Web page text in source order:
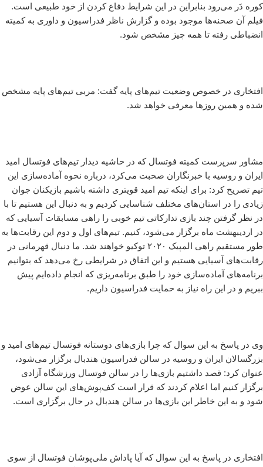
کوره دَر می‌رود بنابراین در این شرایط دفاع کردن از خود طبیعی است.
فیلم آن صحنه‌ها موجود بوده و گزارش ناظر فدراسیون و داوری به کمیته
انضباطی رفته تا همه چیز مشخص شود.
افتخاری در خصوص وضعیت تیم‌های پایه گفت: مربی تیم‌‌های پایه مشخص
شده و همین روزها معرفی خواهد شد.
مشاور سرپرست کمیته فوتسال که در حاشیه دیدار تیم‌های فوتسال امید
ایران و روسیه با خبرنگاران صحبت می‌کرد، درباره نحوه آماده‌سازی این
تیم تصریح کرد: برای اینکه تیم امید قویتری داشته باشیم بازیکنان جوان
زیادی را در استان‌های مختلف شناسایی کردیم و به دنبال این هستیم تا با
در نظر گرفتن چند بازی تدارکاتی تیم خوبی را راهی مسابقات آسیایی که
در اردیبهشت ماه برگزار می‌شود، کنیم. تیم‌های اول و دوم این رقابت‌ها به
طور مستقیم راهی المپیک ۲۰۲۰ توکیو خواهند شد. ما دنبال قهرمانی در
رقابت‌های آسیایی هستیم و این اتفاق در شرایطی رخ می‌دهد که بتوانیم
برنامه‌های آماده‌سازی خود را طبق برنامه‌ریزی که انجام داده‌ایم پیش
ببریم و در این راه نیاز به حمایت فدراسیون داریم.
وی در پاسخ به این سوال که چرا بازی‌های دوستانه فوتسال تیم‌های امید و
بزرگسالان ایران و روسیه در سالن فدراسیون هندبال برگزار می‌شود،
عنوان کرد: قصد داشتیم بازی‌ها را در سالن فوتسال ورزشگاه آزادی
برگزار کنیم اما اعلام کردند که قرار است کف‌پوش‌های این سالن عوض
شود و به این خاطر این بازی‌ها در سالن هندبال در حال برگزاری است.
افتخاری در پاسخ به این سوال که آیا پاداش ملی‌پوشان فوتسال از سوی